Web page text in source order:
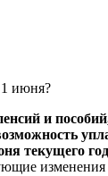
и
текущего